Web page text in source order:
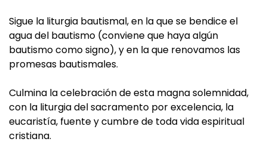
Sigue la liturgia bautismal, en la que se bendice el
agua del bautismo (conviene que haya algún
bautismo como signo), y en la que renovamos las
promesas bautismales.
Culmina la celebración de esta magna solemnidad,
con la liturgia del sacramento por excelencia, la
eucaristía, fuente y cumbre de toda vida espiritual
cristiana.